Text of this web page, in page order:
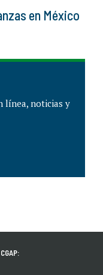
en México
línea, noticias y